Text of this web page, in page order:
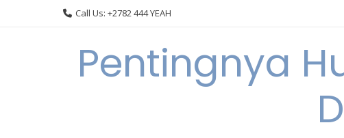
Call Us: +2782 444 YEAH
Pentingnya